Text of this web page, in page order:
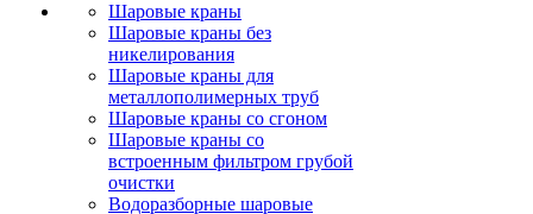
Шаровые краны
Шаровые краны без
никелирования
Шаровые краны для
металлополимерных труб
Шаровые краны со сгоном
Шаровые краны со
встроенным фильтром грубой
очистки
Водоразборные шаровые